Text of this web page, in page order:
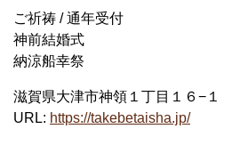
ご祈祷 / 通年受付
神前結婚式
納涼船幸祭
滋賀県大津市神領１丁目１６−１
URL: https://takebetaisha.jp/